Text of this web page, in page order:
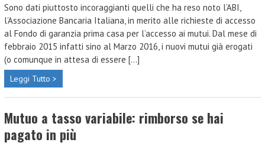
Sono dati piuttosto incoraggianti quelli che ha reso noto l’ABI,
l’Associazione Bancaria Italiana, in merito alle richieste di accesso
al Fondo di garanzia prima casa per l’accesso ai mutui. Dal mese di
febbraio 2015 infatti sino al Marzo 2016, i nuovi mutui già erogati
(o comunque in attesa di essere [...]
Leggi Tutto >
Mutuo a tasso variabile: rimborso se hai
pagato in più